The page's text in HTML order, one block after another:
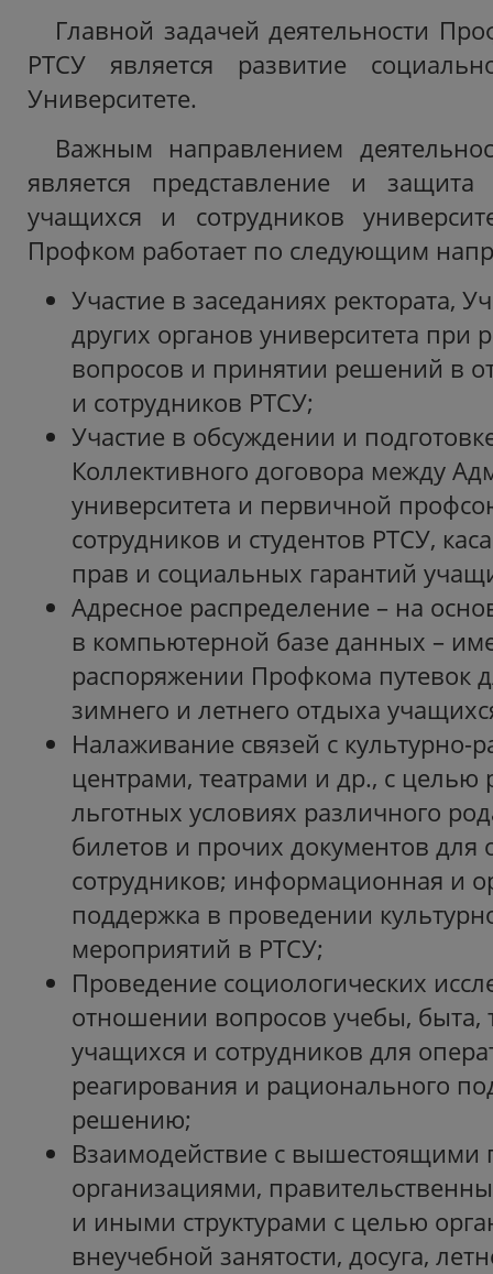
Главной задачей деятельности
РТСУ является развитие
Университете.
Важным направлением
является представление и
учащихся и сотрудников
Профком работает по следующим
Участие в заседаниях ректората,
других органов университета при
вопросов и принятии решений в
и сотрудников РТСУ;
Участие в обсуждении и
Коллективного договора между
университета и первичной
сотрудников и студентов РТСУ,
прав и социальных гарантий
Адресное распределение – на
в компьютерной базе данных –
распоряжении Профкома путевок
зимнего и летнего отдыха
Налаживание связей с культурно-
центрами, театрами и др., с целью
льготных условиях различного
билетов и прочих документов для
сотрудников; информационная и
поддержка в проведении
мероприятий в РТСУ;
Проведение социологических
отношении вопросов учебы, быта,
учащихся и сотрудников для
реагирования и рационального
решению;
Взаимодействие с
организациями,
и иными структурами с целью
внеучебной занятости, досуга,